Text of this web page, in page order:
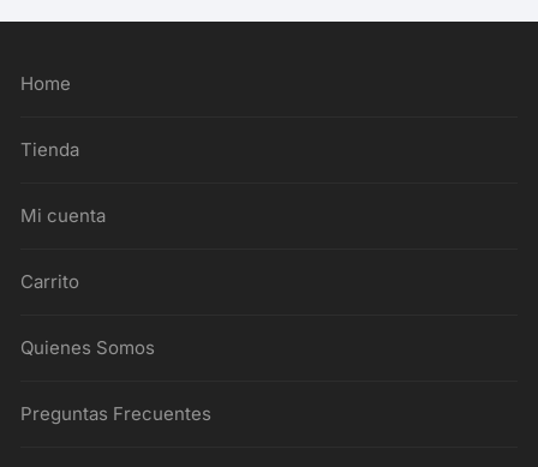
Home
Tienda
Mi cuenta
Carrito
Quienes Somos
Preguntas Frecuentes